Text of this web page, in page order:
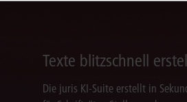
Texte blitzschnell
Die juris KI-Suite erstellt in